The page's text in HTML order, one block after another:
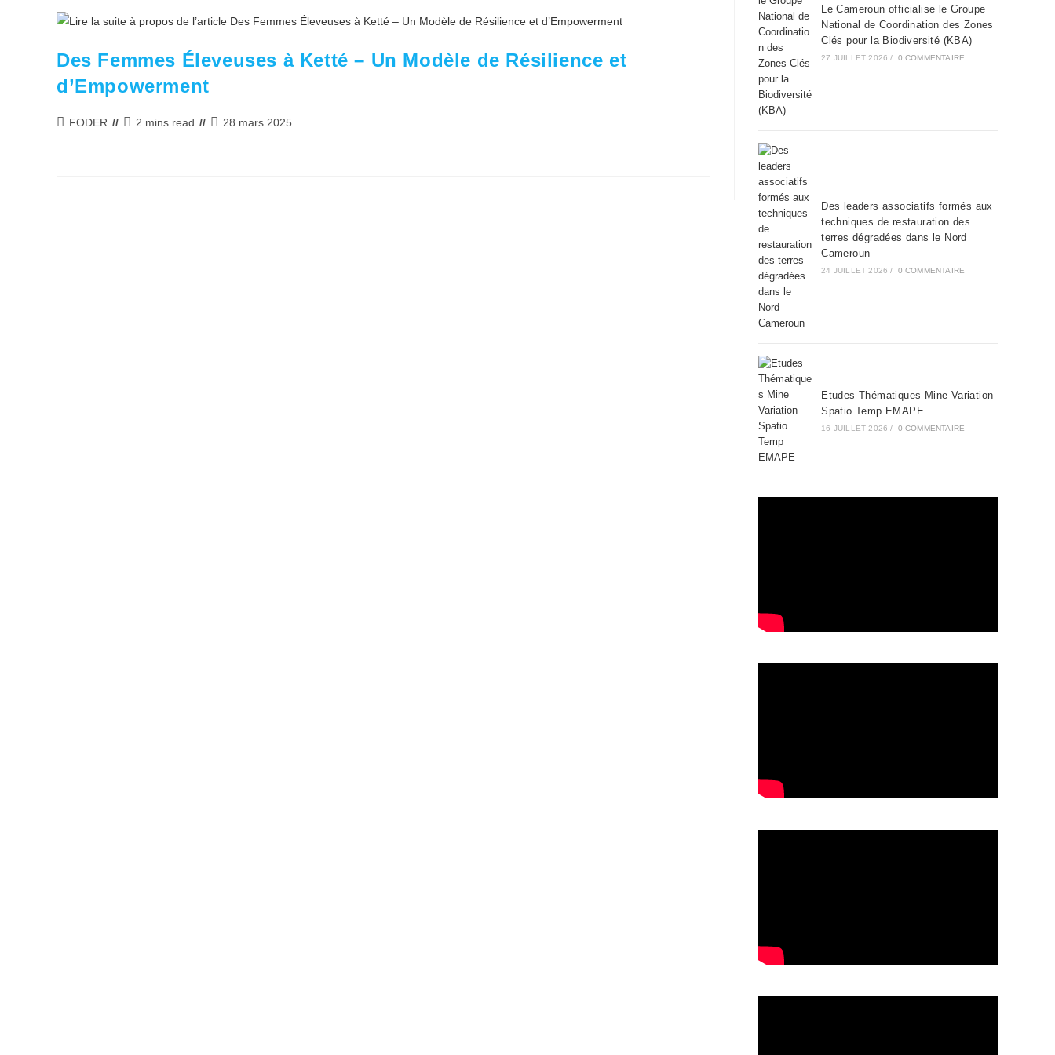
Des Femmes Éleveuses à Ketté – Un Modèle de Résilience et
d’Empowerment
Auteur/autrice
FODER
Temps
2 mins read
Publication
28 mars 2025
Le Cameroun officialise le Groupe
National de Coordination des Zones
Clés pour la Biodiversité (KBA)
27 JUILLET 2026 / 0 COMMENTAIRE
Des leaders associatifs formés aux
techniques de restauration des
terres dégradées dans le Nord
Cameroun
24 JUILLET 2026 / 0 COMMENTAIRE
Etudes Thématiques Mine Variation
Spatio Temp EMAPE
16 JUILLET 2026 / 0 COMMENTAIRE